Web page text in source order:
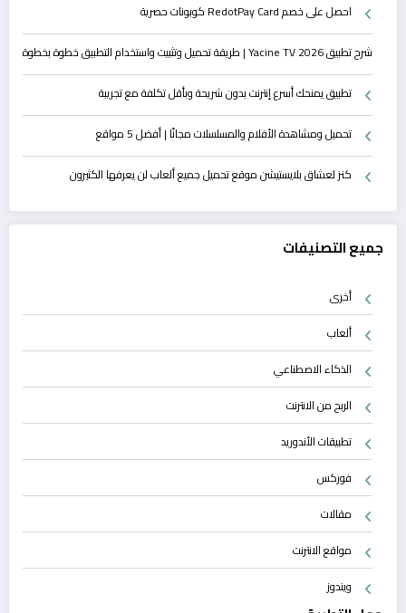
احصل على خصم RedotPay Card كوبونات حصرية
شرح تطبيق Yacine TV 2026 | طريقة تحميل وتثبيت واستخدام التطبيق خطوة بخطوة
تطبيق يمنحك أسرع إنترنت بدون شريحة وبأقل تكلفة مع تجريبة
تحميل ومشاهدة الأفلام والمسلسلات مجانًا | أفضل 5 مواقع
كنز لعشاق بلايستيشن موقع تحميل جميع ألعاب لن يعرفها الكثيرون
جميع التصنيفات
أخرى
ألعاب
الذكاء الاصطناعي
الربح من الانترنت
تطبيقات الأندوريد
فوركس
مقالات
مواقع الانترنت
ويندوز